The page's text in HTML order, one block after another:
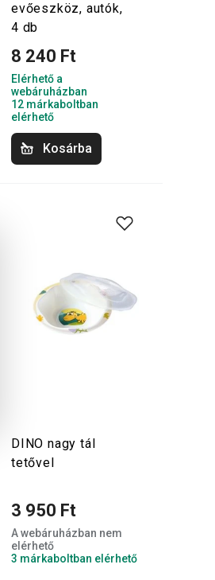
evőeszköz, autók,
4 db
8 240 Ft
Elérhető a
webáruházban
12 márkaboltban
elérhető
Kosárba
DINO nagy tál
tetővel
3 950 Ft
A webáruházban nem
elérhető
3 márkaboltban elérhető